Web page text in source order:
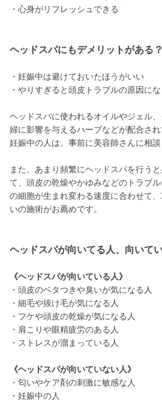
・心身がリフレッシュできる
ヘッドスパにもデメリットがある？
・妊娠中は避けておいたほうがいい
・やりすぎると頭皮トラブルの原因に
ヘッドスパに使われるオイルやジェル
婦に影響を与えるハーブなどが配合され
妊娠中の人は、事前に美容師さんに相談
また、あまり頻繁にヘッドスパを行う
て、頭皮の乾燥やかゆみなどのトラブ
の細胞が生まれ変わる速度に合わせて
いの施術がお薦めです。
ヘッドスパが向いてる人、向いて
《ヘッドスパが向いている人》
・頭皮のベタつきや臭いが気になる人
・細毛や抜け毛が気になる人
・フケや頭皮の乾燥が気になる人
・肩こりや眼精疲労のある人
・ストレスが溜まっている人
《ヘッドスパが向いていない人》
・匂いやケア剤の刺激に敏感な人
・妊娠中の人